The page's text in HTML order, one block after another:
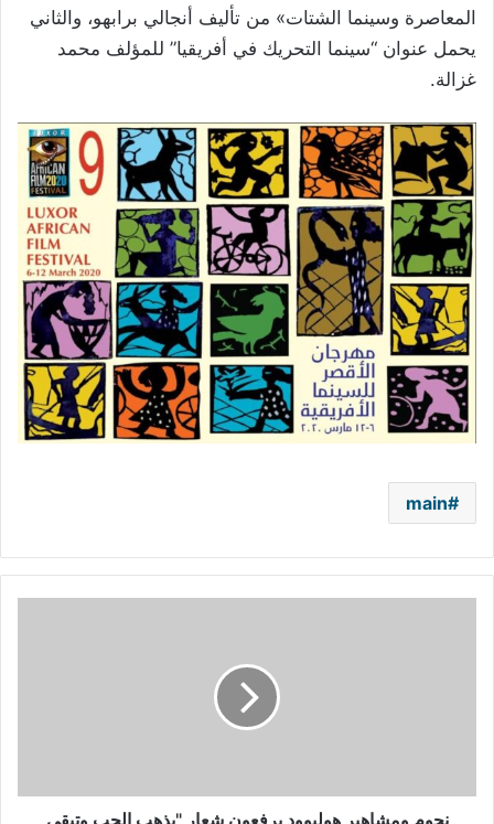
المعاصرة وسينما الشتات» من تأليف أنجالي برابهو، والثاني
يحمل عنوان “سينما التحريك في أفريقيا” للمؤلف محمد
غزالة.
main
الصداقة"